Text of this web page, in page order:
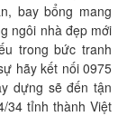
bay bổng mang
ngôi nhà đẹp mới
trong bức tranh
hãy kết nối 0975
dựng sẽ đến tận
34 tỉnh thành Việt